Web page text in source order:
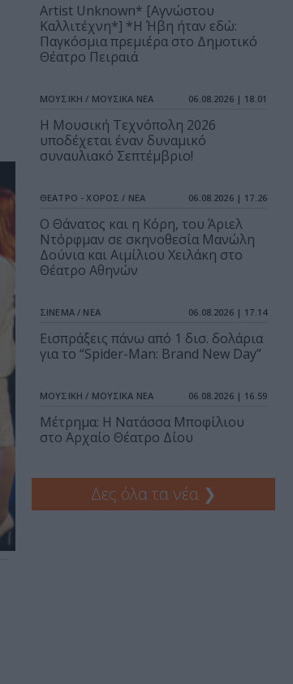
Artist Unknown* [Αγνώστου
Καλλιτέχνη*] *Η Ήβη ήταν εδώ:
Παγκόσμια πρεμιέρα στο Δημοτικό
Θέατρο Πειραιά
ΜΟΥΣΙΚΗ / ΜΟΥΣΙΚΑ ΝΕΑ 06.08.2026 | 18.01
Η Μουσική Τεχνόπολη 2026
υποδέχεται έναν δυναμικό
συναυλιακό Σεπτέμβριο!
ΘΕΑΤΡΟ - ΧΟΡΟΣ / ΝΕΑ 06.08.2026 | 17.26
Ο Θάνατος και η Κόρη, του Άριελ
Ντόρφμαν σε σκηνοθεσία Μανώλη
Δούνια και Αιμίλιου Χειλάκη στο
Θέατρο Αθηνών
ΣΙΝΕΜΑ / ΝΕΑ 06.08.2026 | 17.14
Εισπράξεις πάνω από 1 δισ. δολάρια
για το “Spider-Man: Brand New Day”
ΜΟΥΣΙΚΗ / ΜΟΥΣΙΚΑ ΝΕΑ 06.08.2026 | 16.59
Μέτρημα: Η Νατάσσα Μποφίλιου
στο Αρχαίο Θέατρο Δίου
Δες όλα τα νέα ❯